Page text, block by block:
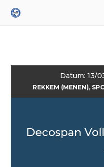
Datum: 13/
REKKEM (MENEN),
Decospan